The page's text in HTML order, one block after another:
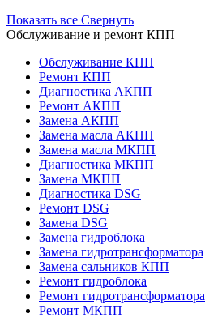
Показать все Свернуть
Обслуживание и ремонт КПП
Обслуживание КПП
Ремонт КПП
Диагностика АКПП
Ремонт АКПП
Замена АКПП
Замена масла АКПП
Замена масла МКПП
Диагностика МКПП
Замена МКПП
Диагностика DSG
Ремонт DSG
Замена DSG
Замена гидроблока
Замена гидротрансформатора
Замена сальников КПП
Ремонт гидроблока
Ремонт гидротрансформатора
Ремонт МКПП